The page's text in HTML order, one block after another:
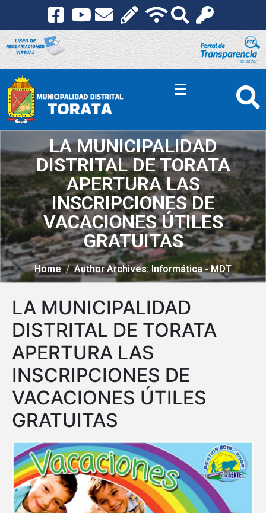
LA MUNICIPALIDAD
DISTRITAL DE TORATA
APERTURA LAS
INSCRIPCIONES DE
VACACIONES ÚTILES
GRATUITAS
Home Author Archives: Informática - MDT
LA MUNICIPALIDAD
DISTRITAL DE TORATA
APERTURA LAS
INSCRIPCIONES DE
VACACIONES ÚTILES
GRATUITAS